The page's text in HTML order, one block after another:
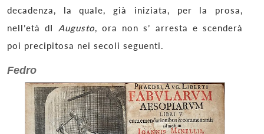
decadenza, la quale, già iniziata, per la prosa,
nell’età dI Augusto, ora non s’ arresta e scenderà
poi precipitosa nei secoli seguenti.
Fedro